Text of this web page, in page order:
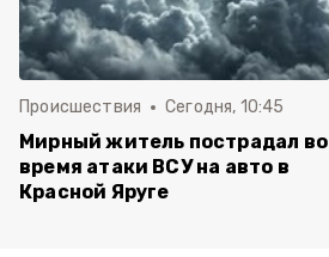
Происшествия Сегодня, 10:45
Мирный житель пострадал во
время атаки ВСУ на авто в
Красной Яруге